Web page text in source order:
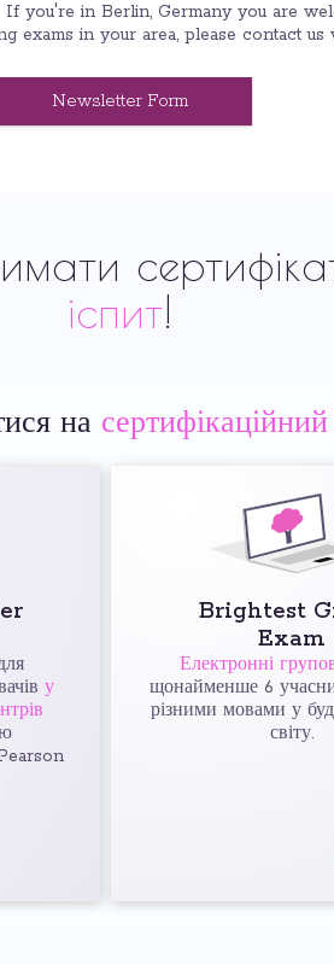
you're in Berlin, Germany you are
exams in your area, please contact us
Newsletter Form
іспит!
на сертифікаційний
у
Brightest
Exam
Електронні
щонайменше 6
різними мовами у
світу.